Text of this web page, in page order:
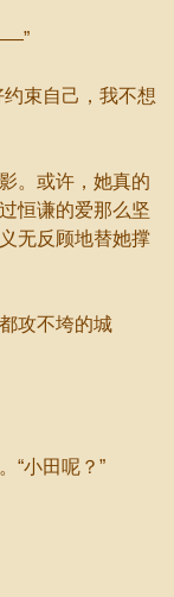
束自己，我不想
。或许，她真的
恒谦的爱那么坚
无反顾地替她撑
攻不垮的城
小田呢？”